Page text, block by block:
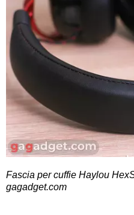
Fascia per cuffie Haylou
gagadget.com